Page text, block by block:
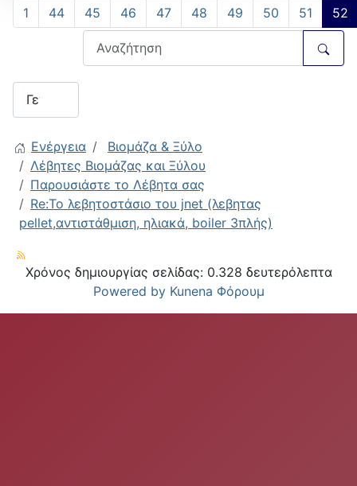
1 44 45 46 47 48 49 50 51 52
Ενέργεια
Βιομάζα & Ξύλο
Λέβητες Βιομάζας και Ξύλου
Παρουσιάστε το Λέβητα σας
Re:Το λεβητοστάσιο του jnet (λεβητας
pellet,αντιστάθμιση, ηλιακά, boiler 3πλής)
Χρόνος δημιουργίας σελίδας: 0.328 δευτερόλεπτα
Powered by Kunena Φόρουμ